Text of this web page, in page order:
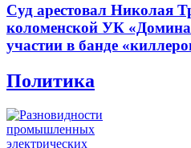
Суд арестовал Николая
коломенской УК
участии в банде
Политика